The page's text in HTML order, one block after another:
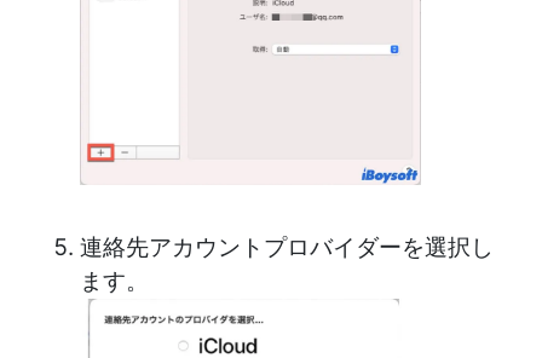
連絡先アカウントプロバイダーを選択し
ます。